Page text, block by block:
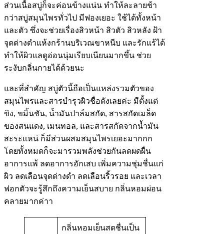
ส่วนเนื้อสบู่ก็จะค่อนข้างแน่น ทำให้ละลายช้า
กว่าสบู่สมุนไพรทั่วไป มีฟองเยอะ ใช้ได้ทั้งหน้า
และตัว ซึ่งจะช่วยเรื่องสิวหน้า สิวตัว สิวหลัง ฝ้า
จุดด่างดำแห้งกร้านบริเวณขาหนีบ และรักแร้ได้
ทำให้ผิวแลดูอ่อนนุ่มเรียบเนียนมากขึ้น ช่วย
ระงับกลิ่นกายได้ด้วยนะ
และที่สำคัญ สบู่ตัวนี้ถือเป็นแหล่งรวมตัวของ
สมุนไพรและสารบำรุวผิวชื่อดังเลยค่ะ มีตั้งแต่
ขิง, ขมิ้นชัน, น้ำมันปาล์มสกัด, สารสกัดเมล็ด
ของสนแดง, เมนทอล, และสารสกัดจากน้ำมัน
สะระแหน่ ก็มีส่วนผสมสมุนไพรเยอะมากกก
โดยทั้งหมดก็จะมารวมพลังช่วยกันลดผดผื่น
อาการแพ้ ลดอาการอักเสบ เพิ่มความชุ่มชื่นแก่
ผิว ลดเลือนจุดด่างดำ ลดเลือนริ้วรอย และเวลา
ฟอกตัวจะรู้สึกถึงความเย็นสบาย กลิ่นหอมผ่อน
คลายมากค่าา
กลิ่นหอมเย็นสดชื่นเป็น